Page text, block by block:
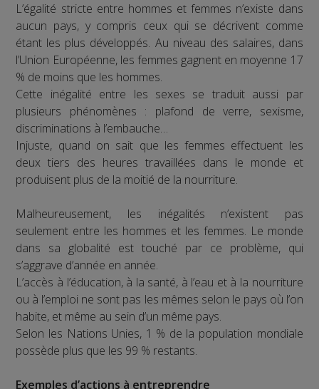
L’égalité stricte entre hommes et femmes n’existe dans
aucun pays, y compris ceux qui se décrivent comme
étant les plus développés. Au niveau des salaires, dans
l’Union Européenne, les femmes gagnent en moyenne 17
% de moins que les hommes.
Cette inégalité entre les sexes se traduit aussi par
plusieurs phénomènes : plafond de verre, sexisme,
discriminations à l’embauche…
Injuste, quand on sait que les femmes effectuent les
deux tiers des heures travaillées dans le monde et
produisent plus de la moitié de la nourriture.
Malheureusement, les inégalités n’existent pas
seulement entre les hommes et les femmes. Le monde
dans sa globalité est touché par ce problème, qui
s’aggrave d’année en année.
L’accès à l’éducation, à la santé, à l’eau et à la nourriture
ou à l’emploi ne sont pas les mêmes selon le pays où l’on
habite, et même au sein d’un même pays.
Selon les Nations Unies, 1 % de la population mondiale
possède plus que les 99 % restants.
Exemples d’actions à entreprendre